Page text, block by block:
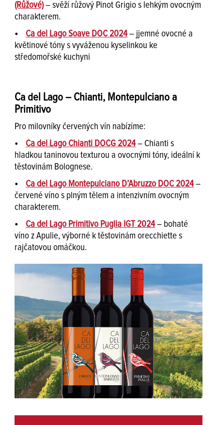
(Růžové) – svěží růžový Pinot Grigio s lehkým ovocným
charakterem.
• Ca del Lago Soave DOC 2024– jjemné ovocné a
květinové tóny s vyváženou kyselinkou ke
středomořské kuchyni
Ca del Lago – Chianti, Montepulciano a
Primitivo
Pro milovníky červených vín nabízíme:
• Ca del Lago Chianti DOCG 2024– Chianti s
hladkou taninovou texturou a ovocnými tóny, ideální k
těstovinám Bolognese.
• Ca del Lago Montepulciano D’Abruzzo DOC 2024–
červené víno s plným tělem a intenzivním ovocným
charakterem.
• Ca del Lago Primitivo Puglia IGT 2024 – bohaté
víno z Apulie, výborné k těstovinám orecchiette s
rajčatovou omáčkou.